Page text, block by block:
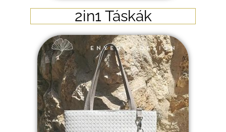
2in1 Táskák